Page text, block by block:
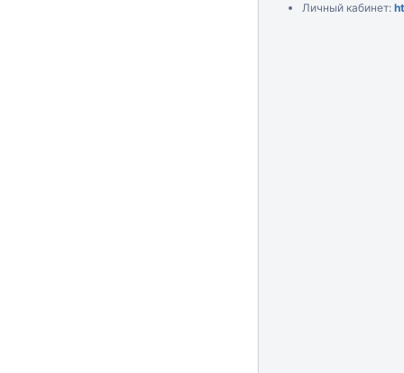
Личный кабинет: